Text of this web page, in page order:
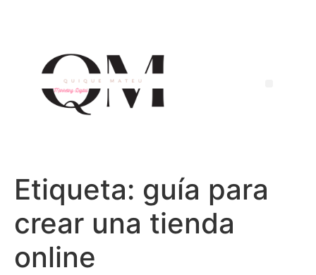
Etiqueta: guía para
crear una tienda
online